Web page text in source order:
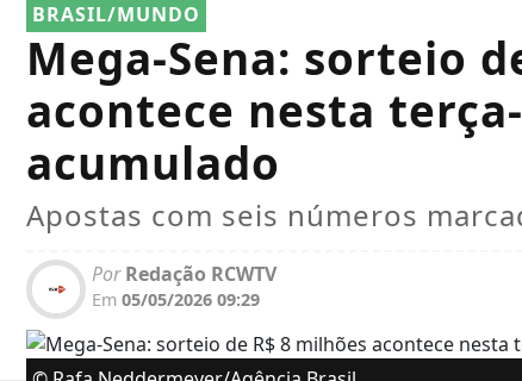
BRASIL/MUNDO
Mega-Sena: sorteio
acontece nesta
acumulado
Apostas com seis números
PorRedação RCWTV
Em 05/05/2026 09:29